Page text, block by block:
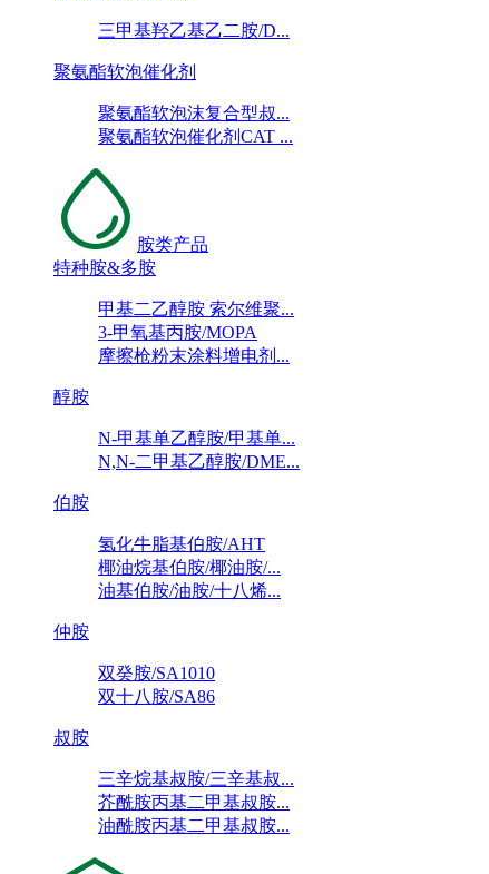
三甲基羟乙基乙二胺/D...
聚氨酯软泡催化剂
聚氨酯软泡沫复合型叔...
聚氨酯软泡催化剂CAT ...
胺类产品
特种胺&多胺
甲基二乙醇胺 索尔维聚...
3-甲氧基丙胺/MOPA
摩擦枪粉末涂料增电剂...
醇胺
N-甲基单乙醇胺/甲基单...
N,N-二甲基乙醇胺/DME...
伯胺
氢化牛脂基伯胺/AHT
椰油烷基伯胺/椰油胺/...
油基伯胺/油胺/十八烯...
仲胺
双癸胺/SA1010
双十八胺/SA86
叔胺
三辛烷基叔胺/三辛基叔...
芥酰胺丙基二甲基叔胺...
油酰胺丙基二甲基叔胺...